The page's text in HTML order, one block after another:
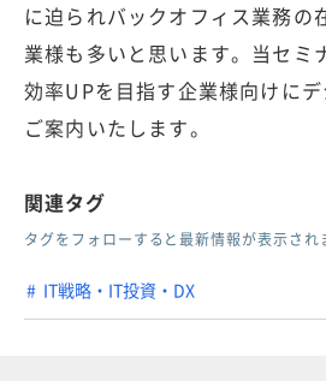
に迫られバックオフィス業務の
業様も多いと思います。当セミ
効率UPを目指す企業様向けに
ご案内いたします。
関連タグ
タグをフォローすると最新情報が表示され
IT戦略・IT投資・DX